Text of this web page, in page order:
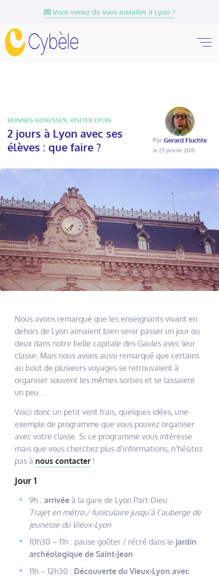
💌 Vous venez de vous installer à Lyon ?
BONNES ADRESSES VISITER LYON
2 jours à Lyon avec ses
élèves : que faire ?
ParGerard Fluchte
le 23 janvier 2015
Nous avons remarqué que les enseignants vivant en
dehors de Lyon aimaient bien venir passer un jour ou
deux dans notre belle capitale des Gaules avec leur
classe. Mais nous avons aussi remarqué que certains
au bout de plusieurs voyages se retrouvaient à
organiser souvent les mêmes sorties et se lassaient
un peu…
Voici donc un petit vent frais, quelques idées, une
exemple de programme que vous pouvez organiser
avec votre classe. Si ce programme vous intéresse
mais que vous cherchez plus d’informations, n’hésitez
pas à nous contacter !
Jour 1
9h : arrivée à la gare de Lyon Part-Dieu
Trajet en métro / funiculaire jusqu’à l’auberge de
jeunesse du Vieux-Lyon
10h30 – 11h : pause goûter / récré dans le jardin
archéologique de Saint-Jean
11h – 12h30 : Découverte du Vieux-Lyon avec